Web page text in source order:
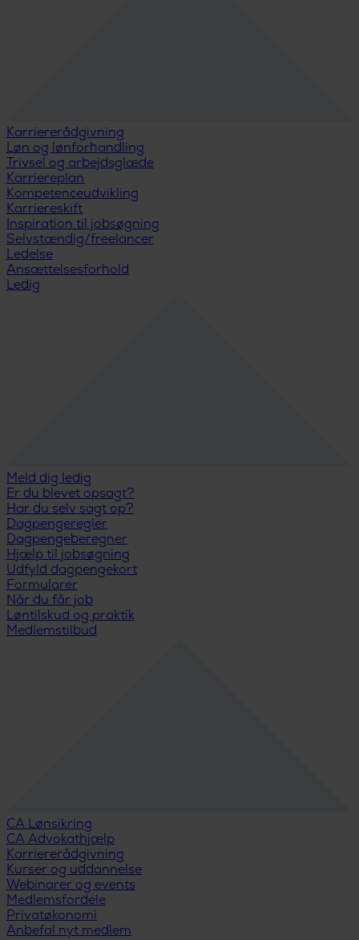
Karriererådgivning
Løn og lønforhandling
Trivsel og arbejdsglæde
Karriereplan
Kompetenceudvikling
Karriereskift
Inspiration til jobsøgning
Selvstændig/freelancer
Ledelse
Ansættelsesforhold
Ledig
Meld dig ledig
Er du blevet opsagt?
Har du selv sagt op?
Dagpengeregler
Dagpengeberegner
Hjælp til jobsøgning
Udfyld dagpengekort
Formularer
Når du får job
Løntilskud og praktik
Medlemstilbud
CA Lønsikring
CA Advokathjælp
Karriererådgivning
Kurser og uddannelse
Webinarer og events
Medlemsfordele
Privatøkonomi
Anbefal nyt medlem